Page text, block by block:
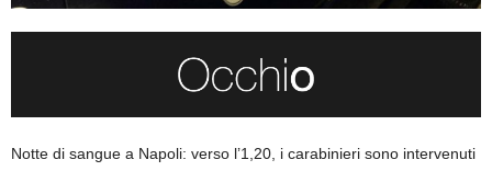
Notte di sangue a Napoli: verso l’1,20, i carabinieri sono intervenuti